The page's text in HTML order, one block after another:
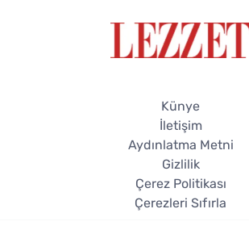
Künye
İletişim
Aydınlatma Metni
Gizlilik
Çerez Politikası
Çerezleri Sıfırla